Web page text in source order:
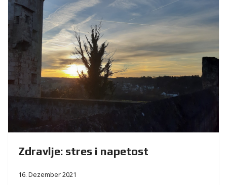
Zdravlje: stres i napetost
16. Dezember 2021